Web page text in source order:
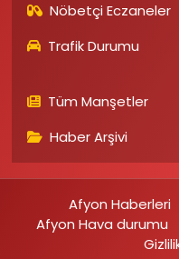
Nöbetçi Eczaneler
Trafik Durumu
Tüm Manşetler
Haber Arşivi
Afyon Haberleri
Afyon Hava durumu